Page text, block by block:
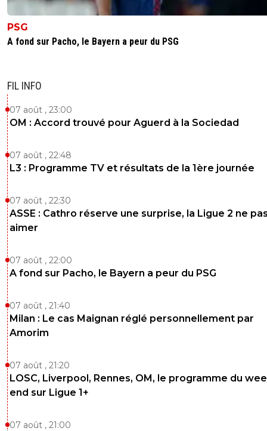
PSG
A fond sur Pacho, le Bayern a peur du PSG
FIL INFO
07 août , 23:00
OM : Accord trouvé pour Aguerd à la Sociedad
07 août , 22:48
L3 : Programme TV et résultats de la 1ère journée
07 août , 22:30
ASSE : Cathro réserve une surprise, la Ligue 2 ne
aimer
07 août , 22:00
A fond sur Pacho, le Bayern a peur du PSG
07 août , 21:40
Milan : Le cas Maignan réglé personnellement par
Amorim
07 août , 21:20
LOSC, Liverpool, Rennes, OM, le programme du
end sur Ligue 1+
07 août , 21:00